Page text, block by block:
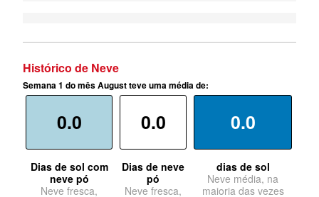
Histórico de Neve
Semana 1 do mês August teve uma média de:
0.0
Dias de sol com
neve pó
Neve fresca,
0.0
Dias de neve
pó
Neve fresca,
0.0
dias de sol
Neve média, na
maioria das vezes